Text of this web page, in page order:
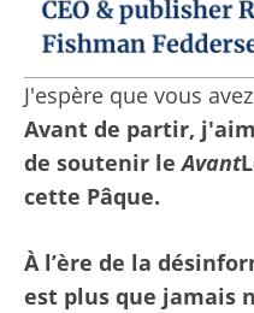
J'espère que vous
Avant de partir,
de soutenir leAvant
cette Pâque.
À l’ère de la
est plus que jamais